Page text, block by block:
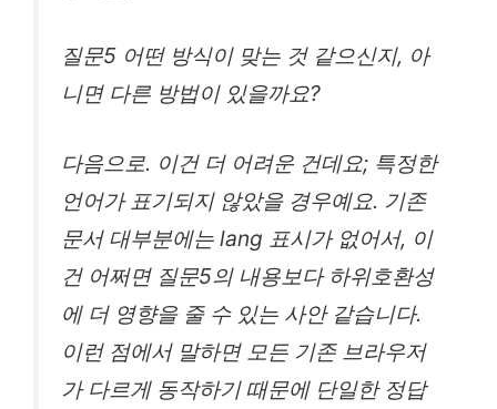
질문5 어떤 방식이 맞는 것 같으신지, 아
니면 다른 방법이 있을까요?
다음으로. 이건 더 어려운 건데요; 특정한
언어가 표기되지 않았을 경우예요. 기존
문서 대부분에는 lang 표시가 없어서, 이
건 어쩌면 질문5의 내용보다 하위호환성
에 더 영향을 줄 수 있는 사안 같습니다.
이런 점에서 말하면 모든 기존 브라우저
가 다르게 동작하기 때문에 단일한 정답